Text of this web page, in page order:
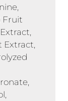
Fruit